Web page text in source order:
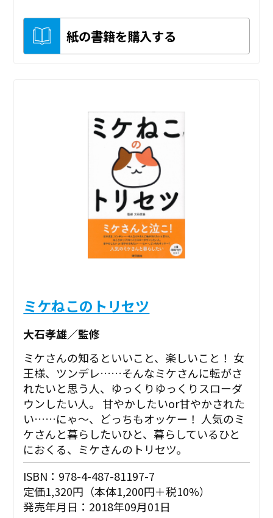
紙の書籍を購入する
ミケねこのトリセツ
大石孝雄／監修
ミケさんの知るといいこと、楽しいこと！ 女
王様、ツンデレ……そんなミケさんに転がさ
れたいと思う人、ゆっくりゆっくりスローダ
ウンしたい人。 甘やかしたいor甘やかされた
い……にゃ～、どっちもオッケー！ 人気のミ
ケさんと暮らしたいひと、暮らしているひと
におくる、ミケさんのトリセツ。
ISBN：978-4-487-81197-7
定価1,320円（本体1,200円＋税10%）
発売年月日：2018年09月01日